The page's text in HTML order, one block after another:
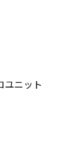
ユニット